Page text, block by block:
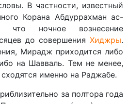
В частности, известный
Корана Абдуррахман ас-
что ночное вознесение
до совершения Хиджры.
Мирадж приходится либо
на Шавваль. Тем не менее,
именно на Раджабе.
за полтора года